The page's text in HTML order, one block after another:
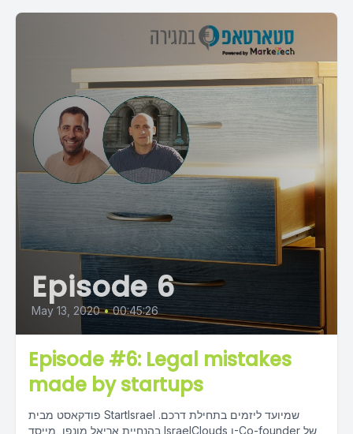
Episode 6
May 13, 2020 • 00:45:26
Episode #6: Legal mistakes
made by startups
פודקאסט מבית StartIsrael שמיועד ליזמים בתחילת דרכם.
בהנחיית אריאל מונפו, מייסד IsraelClouds ו-Co-founder של